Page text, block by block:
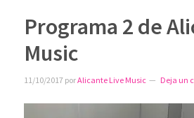
Programa 2 de
Music
11/10/2017 porAlicante Live Music Deja un